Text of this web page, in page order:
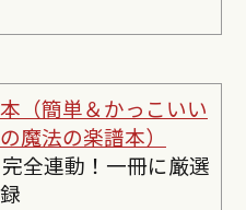
（簡単＆かっこいい
魔法の楽譜本）
全連動！一冊に厳選